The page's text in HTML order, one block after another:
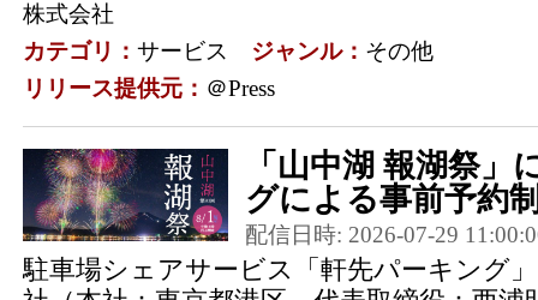
株式会社
カテゴリ： サービス ジャンル： その他
リリース提供元： ＠Press
「山中湖 報湖祭」
グによる事前予約
配信日時: 2026-07-29
駐車場シェアサービス「軒先パーキング